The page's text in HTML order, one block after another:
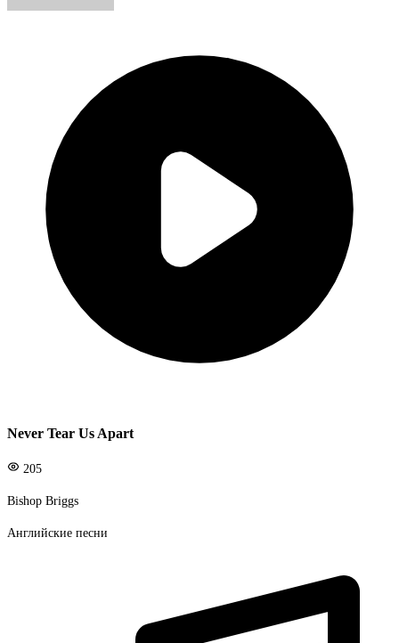
Never Tear Us Apart
205
Bishop Briggs
Английские песни